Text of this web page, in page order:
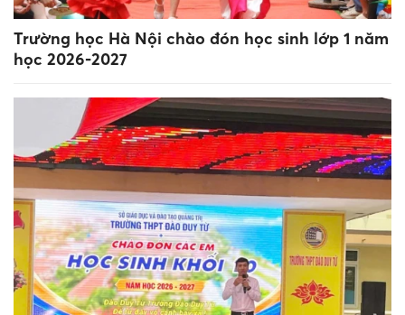
Trường học Hà Nội chào đón học sinh lớp 1 năm
học 2026-2027